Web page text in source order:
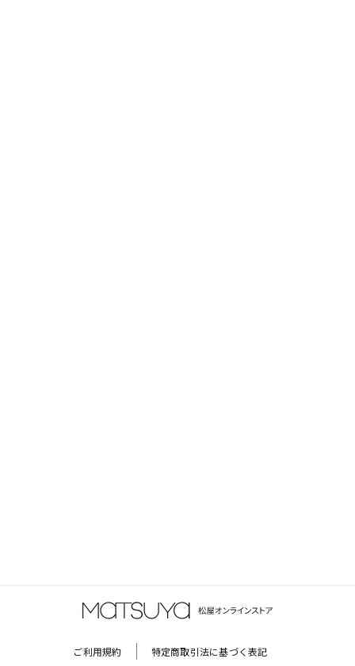
ご利用規約 特定商取引法に基づく表記